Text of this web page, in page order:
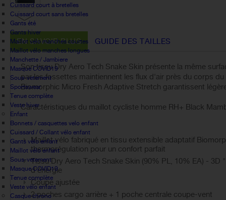
Cuissard court à bretelles
Cuissard court sans bretelles
Gants été
Gants hiver
Maillot vélo manches courtes
Maillot vélo manches longues
Manchette / Jambiere
Masque COVID19
Sous-vetement
Sportswear
Tenue complète
Veste hiver
Enfant
Bonnets / casquettes velo enfant
Cuissard / Collant vélo enfant
Gants vélo enfant
Maillot vélo enfant
Sous-vetement
Masque COVID19
Tenue complète
Veste vélo enfant
Casque chrono
EN SAVOIR PLUS GUIDE DES TAILLES
Son tissu Dry Aero Tech Snake Skin présente la même
par les fossettes maintiennent les flux d'air près du corps
Biomorphic Micro Fresh Adaptive Stretch garantissent
Caractéristiques du maillot cycliste homme RH+ Black
Maillot vélo fabriqué en tissu extensible adaptatif
thermorégulation pour un confort parfait
Tissu Dry Aero Tech Snake Skin (90% PL, 10% EA) -
d'énergie
Coupe ajustée
2 poches cargo arrière + 1 poche centrale coupe-vent